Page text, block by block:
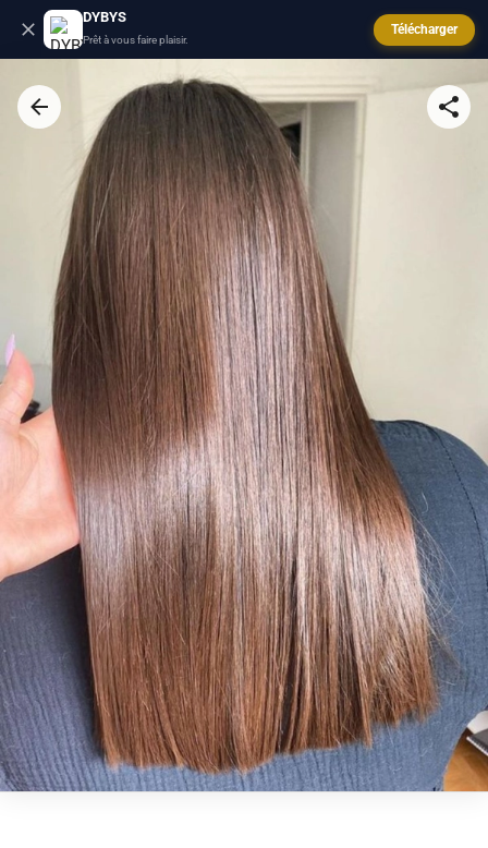
DYBYS
Prêt à vous faire plaisir.
Télécharger